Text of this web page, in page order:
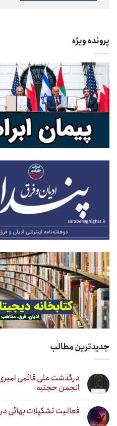
پرونده ویژه
جدیدترین مطالب
درگذشت علی قائمی امیری
انجمن حجتیه
فعالیت تشکیلات بهائی در